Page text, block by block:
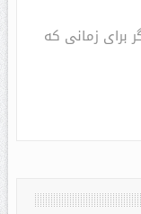
برای زمانی که